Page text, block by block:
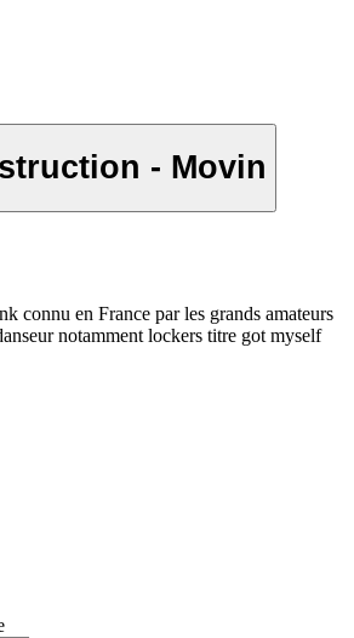
- Movin
connu en France par les grands amateurs
notamment lockers titre got myself